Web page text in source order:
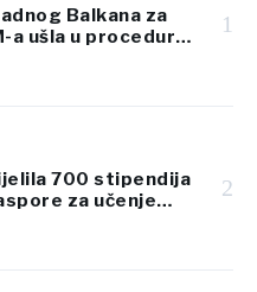
Balkana za
a ušla u proceduru
1
700 stipendija
za učenje
2